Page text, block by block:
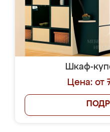
Шкаф-
Цена: от